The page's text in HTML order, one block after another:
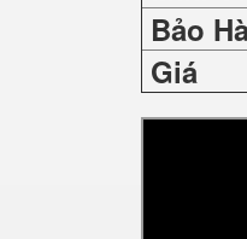
Bảo
Giá